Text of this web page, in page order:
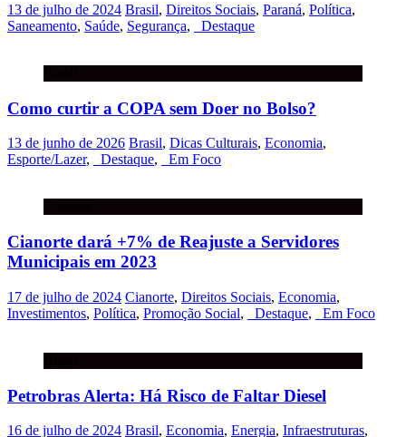
13 de julho de 2024 Brasil, Direitos Sociais, Paraná, Política,
Saneamento, Saúde, Segurança, _Destaque
Como curtir a COPA sem Doer no Bolso?
13 de junho de 2026 Brasil, Dicas Culturais, Economia,
Esporte/Lazer, _Destaque, _Em Foco
Cianorte dará +7% de Reajuste a Servidores
Municipais em 2023
17 de julho de 2024 Cianorte, Direitos Sociais, Economia,
Investimentos, Política, Promoção Social, _Destaque, _Em Foco
Petrobras Alerta: Há Risco de Faltar Diesel
16 de julho de 2024 Brasil, Economia, Energia, Infraestruturas,